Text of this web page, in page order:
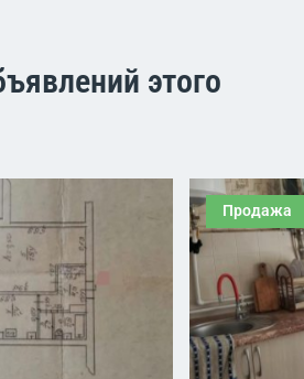
этого
Продажа